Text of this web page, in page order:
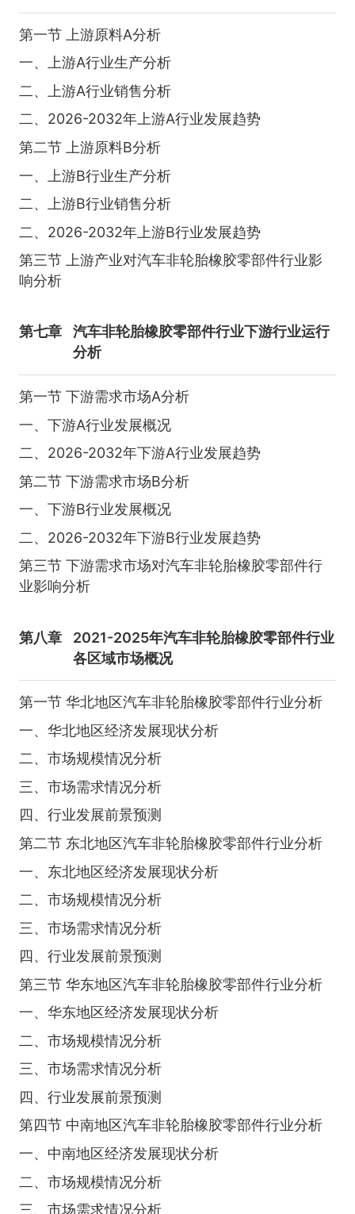
第一节 上游原料A分析
一、上游A行业生产分析
二、上游A行业销售分析
二、2026-2032年上游A行业发展趋势
第二节 上游原料B分析
一、上游B行业生产分析
二、上游B行业销售分析
二、2026-2032年上游B行业发展趋势
第三节 上游产业对汽车非轮胎橡胶零部件行业影
响分析
第七章
汽车非轮胎橡胶零部件行业下游行业运行
分析
第一节 下游需求市场A分析
一、下游A行业发展概况
二、2026-2032年下游A行业发展趋势
第二节 下游需求市场B分析
一、下游B行业发展概况
二、2026-2032年下游B行业发展趋势
第三节 下游需求市场对汽车非轮胎橡胶零部件行
业影响分析
第八章
2021-2025年汽车非轮胎橡胶零部件行业
各区域市场概况
第一节 华北地区汽车非轮胎橡胶零部件行业分析
一、华北地区经济发展现状分析
二、市场规模情况分析
三、市场需求情况分析
四、行业发展前景预测
第二节 东北地区汽车非轮胎橡胶零部件行业分析
一、东北地区经济发展现状分析
二、市场规模情况分析
三、市场需求情况分析
四、行业发展前景预测
第三节 华东地区汽车非轮胎橡胶零部件行业分析
一、华东地区经济发展现状分析
二、市场规模情况分析
三、市场需求情况分析
四、行业发展前景预测
第四节 中南地区汽车非轮胎橡胶零部件行业分析
一、中南地区经济发展现状分析
二、市场规模情况分析
三、市场需求情况分析